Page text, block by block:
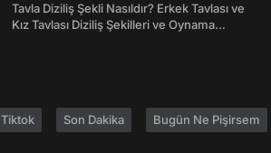
Tavla Diziliş Şekli Nasıldır? Erkek Tavlası ve
Kız Tavlası Diziliş Şekilleri ve Oynama
Tiktok Son Dakika Bugün Ne Pişirsem